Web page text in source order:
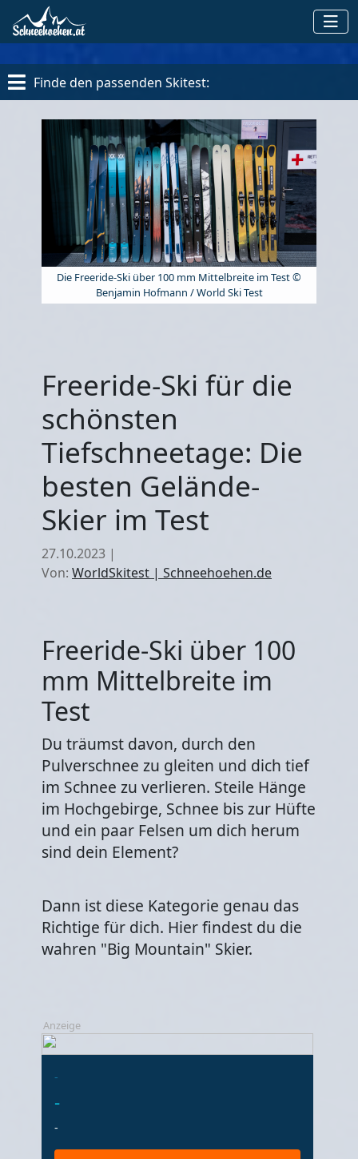
Die Freeride-Ski über 100 mm Mittelbreite im Test ©
Benjamin Hofmann / World Ski Test
Freeride-Ski für die
schönsten
Tiefschneetage: Die
besten Gelände-
Skier im Test
27.10.2023 |
Von: WorldSkitest | Schneehoehen.de
Freeride-Ski über 100
mm Mittelbreite im
Test
Du träumst davon, durch den
Pulverschnee zu gleiten und dich tief
im Schnee zu verlieren. Steile Hänge
im Hochgebirge, Schnee bis zur Hüfte
und ein paar Felsen um dich herum
sind dein Element?
Dann ist diese Kategorie genau das
Richtige für dich. Hier findest du die
wahren "Big Mountain" Skier.
Anzeige
-
-
-
Finde den passenden Skitest: